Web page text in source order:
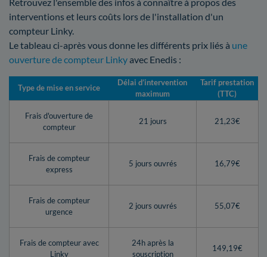
interventions et leurs coûts lors de l'installation d'un
compteur Linky.
Le tableau ci-après vous donne les différents prix liés à une
ouverture de compteur Linkyavec Enedis :
Type de mise en service
Délai d’intervention
maximum
Tarif prestation
(TTC)
Frais d'ouverture de
compteur
21 jours 21,23€
Frais de compteur
express
5 jours ouvrés 16,79€
Frais de compteur
urgence
2 jours ouvrés 55,07€
Frais de compteur avec
Linky
24h après la
souscription
149,19€